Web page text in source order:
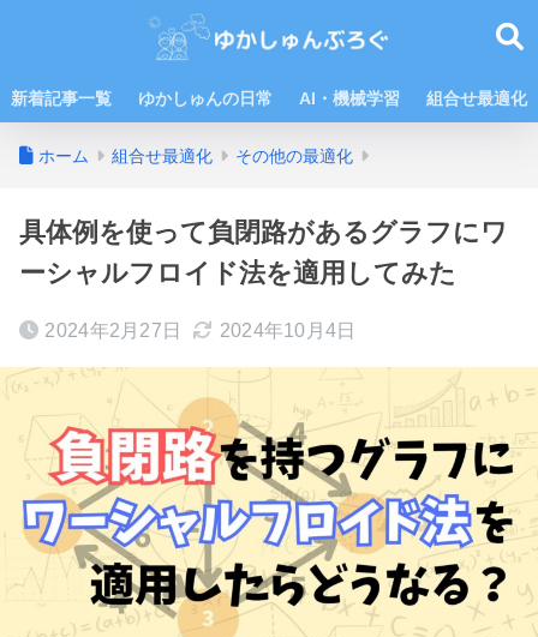
新着記事一覧 ゆかしゅんの日常 AI・機械学習 組合せ最適化
ホーム 組合せ最適化 その他の最適化
具体例を使って負閉路があるグラフにワ
ーシャルフロイド法を適用してみた
2024年2月27日 2024年10月4日